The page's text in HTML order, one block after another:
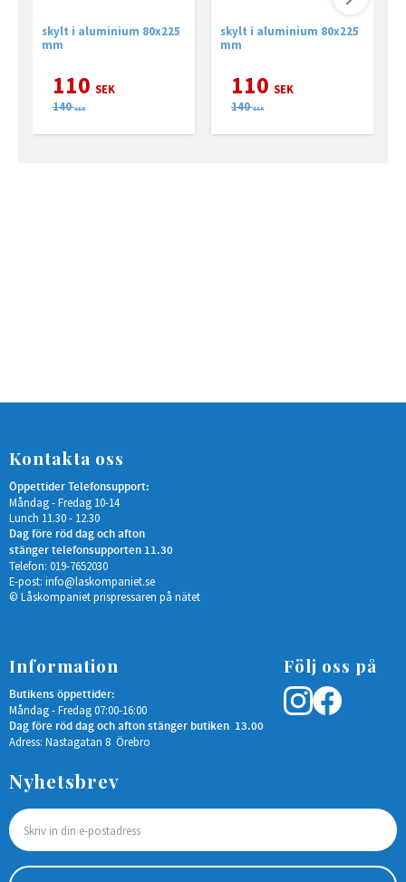
skylt i aluminium 80x225
mm
110 SEK
140 SEK
skylt i aluminium 80x225
mm
110 SEK
140 SEK
Kontakta oss
Öppettider Telefonsupport:
Måndag - Fredag 10-14
Lunch 11.30 - 12.30
Dag före röd dag och afton
stänger telefonsupporten 11.30
Telefon: 019-7652030
E-post: info@laskompaniet.se
© Låskompaniet prispressaren på nätet
Information
Butikens öppettider:
Måndag - Fredag 07:00-16:00
Dag före röd dag och afton stänger butiken 13.00
Adress: Nastagatan 8 Örebro
Följ oss på
Nyhetsbrev